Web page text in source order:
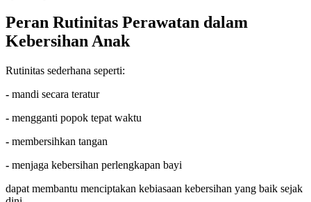
Peran Rutinitas Perawatan dalam
Kebersihan Anak
Rutinitas sederhana seperti:
- mandi secara teratur
- mengganti popok tepat waktu
- membersihkan tangan
- menjaga kebersihan perlengkapan bayi
dapat membantu menciptakan kebiasaan kebersihan yang baik sejak